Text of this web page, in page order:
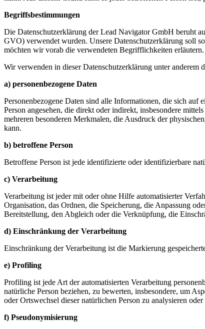
Begriffsbestimmungen
Die Datenschutzerklärung der Lead Navigator GmbH beruht
GVO) verwendet wurden. Unsere Datenschutzerklärung soll
möchten wir vorab die verwendeten Begrifflichkeiten erläutern.
Wir verwenden in dieser Datenschutzerklärung unter anderem
a) personenbezogene Daten
Personenbezogene Daten sind alle Informationen, die sich
Person angesehen, die direkt oder indirekt, insbesondere
mehreren besonderen Merkmalen, die Ausdruck der
kann.
b) betroffene Person
Betroffene Person ist jede identifizierte oder identifizierbare
c) Verarbeitung
Verarbeitung ist jeder mit oder ohne Hilfe automatisierter
Organisation, das Ordnen, die Speicherung, die Anpassung
Bereitstellung, den Abgleich oder die Verknüpfung, die
d) Einschränkung der Verarbeitung
Einschränkung der Verarbeitung ist die Markierung
e) Profiling
Profiling ist jede Art der automatisierten Verarbeitung
natürliche Person beziehen, zu bewerten, insbesondere, um
oder Ortswechsel dieser natürlichen Person zu analysieren oder
f) Pseudonymisierung